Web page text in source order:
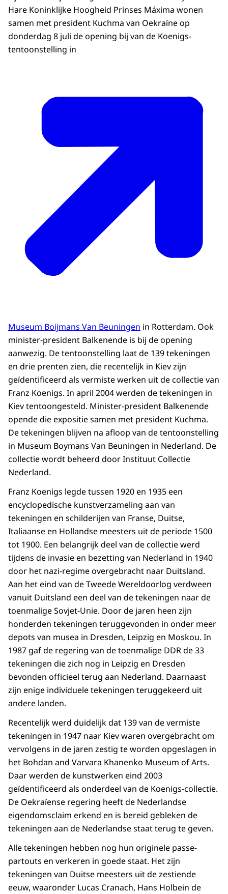
Hare Koninklijke Hoogheid Prinses Máxima wonen
samen met president Kuchma van Oekraïne op
donderdag 8 juli de opening bij van de Koenigs-
tentoonstelling in
Museum Boijmans Van Beuningen in Rotterdam. Ook
minister-president Balkenende is bij de opening
aanwezig. De tentoonstelling laat de 139 tekeningen
en drie prenten zien, die recentelijk in Kiev zijn
geïdentificeerd als vermiste werken uit de collectie van
Franz Koenigs. In april 2004 werden de tekeningen in
Kiev tentoongesteld. Minister-president Balkenende
opende die expositie samen met president Kuchma.
De tekeningen blijven na afloop van de tentoonstelling
in Museum Boymans Van Beuningen in Nederland. De
collectie wordt beheerd door Instituut Collectie
Nederland.
Franz Koenigs legde tussen 1920 en 1935 een
encyclopedische kunstverzameling aan van
tekeningen en schilderijen van Franse, Duitse,
Italiaanse en Hollandse meesters uit de periode 1500
tot 1900. Een belangrijk deel van de collectie werd
tijdens de invasie en bezetting van Nederland in 1940
door het nazi-regime overgebracht naar Duitsland.
Aan het eind van de Tweede Wereldoorlog verdween
vanuit Duitsland een deel van de tekeningen naar de
toenmalige Sovjet-Unie. Door de jaren heen zijn
honderden tekeningen teruggevonden in onder meer
depots van musea in Dresden, Leipzig en Moskou. In
1987 gaf de regering van de toenmalige DDR de 33
tekeningen die zich nog in Leipzig en Dresden
bevonden officieel terug aan Nederland. Daarnaast
zijn enige individuele tekeningen teruggekeerd uit
andere landen.
Recentelijk werd duidelijk dat 139 van de vermiste
tekeningen in 1947 naar Kiev waren overgebracht om
vervolgens in de jaren zestig te worden opgeslagen in
het Bohdan and Varvara Khanenko Museum of Arts.
Daar werden de kunstwerken eind 2003
geïdentificeerd als onderdeel van de Koenigs-collectie.
De Oekraïense regering heeft de Nederlandse
eigendomsclaim erkend en is bereid gebleken de
tekeningen aan de Nederlandse staat terug te geven.
Alle tekeningen hebben nog hun originele passe-
partouts en verkeren in goede staat. Het zijn
tekeningen van Duitse meesters uit de zestiende
eeuw, waaronder Lucas Cranach, Hans Holbein de